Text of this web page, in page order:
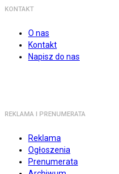
KONTAKT
O nas
Kontakt
Napisz do nas
REKLAMA I PRENUMERATA
Reklama
Ogłoszenia
Prenumerata